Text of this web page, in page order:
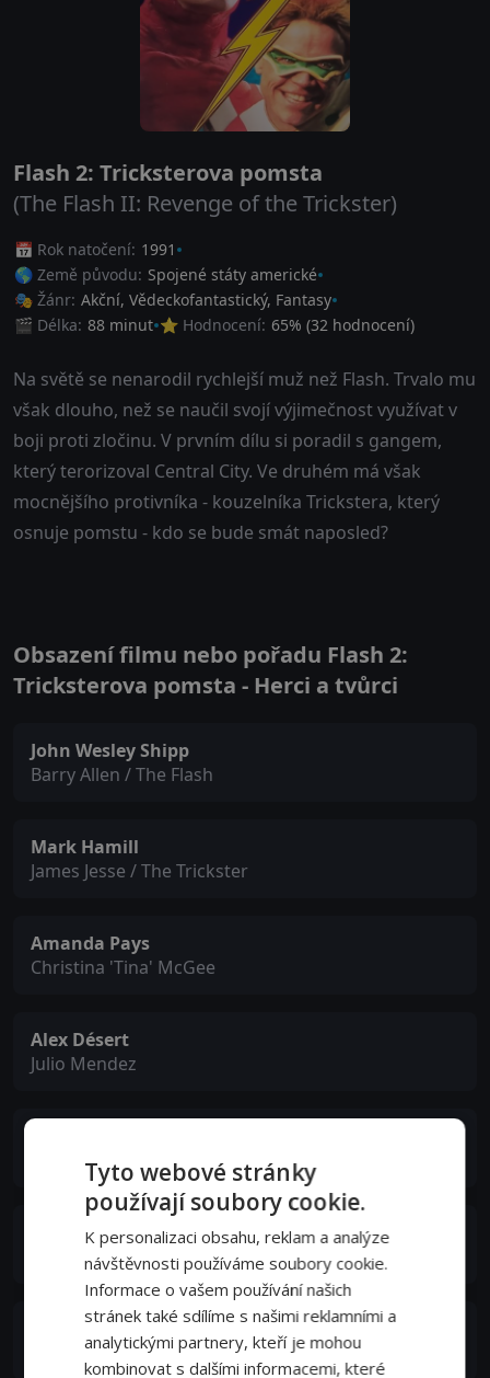
Flash 2: Tricksterova pomsta
(The Flash II: Revenge of the Trickster)
📅 Rok natočení: 1991
🌎 Země původu: Spojené státy americké
🎭 Žánr: Akční, Vědeckofantastický, Fantasy
🎬 Délka: 88 minut ⭐ Hodnocení: 65% (32 hodnocení)
Na světě se nenarodil rychlejší muž než Flash. Trvalo mu
však dlouho, než se naučil svojí výjimečnost využívat v
boji proti zločinu. V prvním dílu si poradil s gangem,
který terorizoval Central City. Ve druhém má však
mocnějšího protivníka - kouzelníka Trickstera, který
osnuje pomstu - kdo se bude smát naposled?
Obsazení filmu nebo pořadu Flash 2:
Tricksterova pomsta - Herci a tvůrci
John Wesley Shipp
Barry Allen / The Flash
Mark Hamill
James Jesse / The Trickster
Amanda Pays
Christina 'Tina' McGee
Alex Désert
Julio Mendez
Megan Lockhart
Vito D'Ambrosio
Officer Tony Bellows
Biff Manard
Officer Michael Murphy
Tyto webové stránky
používají soubory cookie.
K personalizaci obsahu, reklam a analýze
návštěvnosti používáme soubory cookie.
Informace o vašem používání našich
stránek také sdílíme s našimi reklamními a
analytickými partnery, kteří je mohou
kombinovat s dalšími informacemi, které